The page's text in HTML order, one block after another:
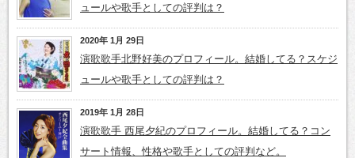
ュールや歌手としての評判は？
2020年 1月 29日
演歌歌手北野好美のプロフィール。結婚してる？スケジ
ュールや歌手としての評判は？
2019年 1月 28日
演歌歌手 西尾夕紀のプロフィール。結婚してる？コン
サート情報、性格や歌手としての評判など。